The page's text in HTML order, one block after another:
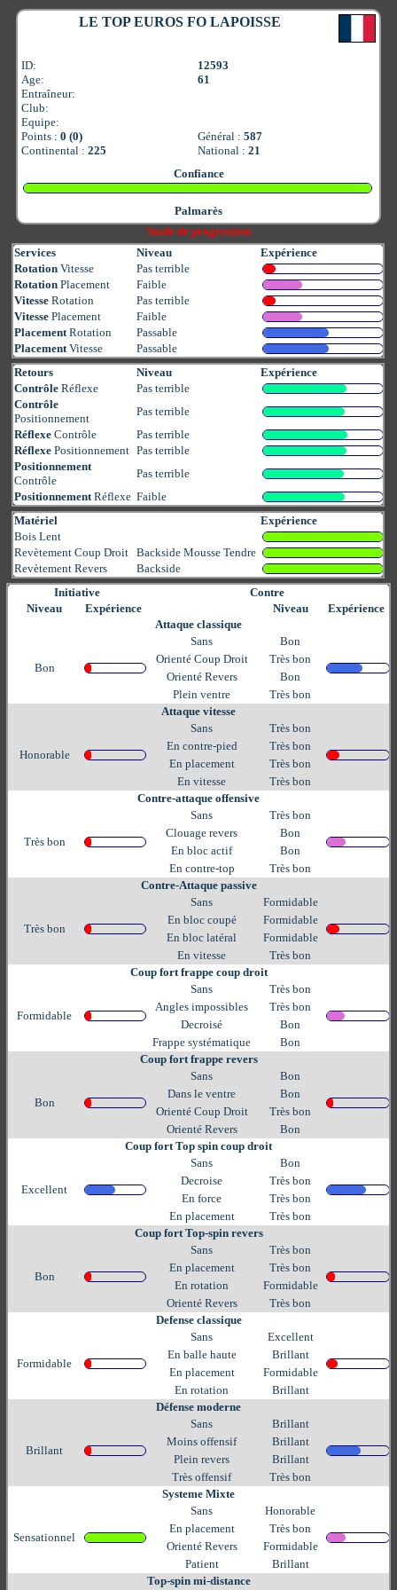
LE TOP EUROS FO LAPOISSE
ID:
12593
Age:
61
Entraîneur:
Club:
Equipe:
Points : 0 (0) Général : 587
Continental : 225 National : 21
Confiance
Palmarès
Stade de progression
Services
Niveau
Expérience
Rotation Vitesse
Pas terrible
Rotation Placement
Faible
Vitesse Rotation
Pas terrible
Vitesse Placement
Faible
Placement Rotation
Passable
Placement Vitesse
Passable
Retours
Niveau
Expérience
Contrôle Réflexe
Pas terrible
Contrôle
Positionnement
Pas terrible
Réflexe Contrôle
Pas terrible
Réflexe Positionnement Pas terrible
Positionnement
Contrôle
Pas terrible
Positionnement Réflexe Faible
Matériel
Expérience
Bois Lent
Revètement Coup Droit
Backside Mousse Tendre
Revètement Revers
Backside
Initiative
Contre
Niveau
Expérience Niveau
Expérience
Attaque classique
Bon
Sans
Bon
Orienté Coup Droit
Très bon
Orienté Revers
Bon
Plein ventre
Très bon
Attaque vitesse
Honorable
Sans
Très bon
En contre-pied
Très bon
En placement
Très bon
En vitesse
Très bon
Contre-attaque offensive
Très bon
Sans
Très bon
Clouage revers
Bon
En bloc actif
Bon
En contre-top
Très bon
Contre-Attaque passive
Très bon
Sans
Formidable
En bloc coupé
Formidable
En bloc latéral
Formidable
En vitesse
Très bon
Coup fort frappe coup droit
Formidable
Sans
Très bon
Angles impossibles
Très bon
Decroisé
Bon
Frappe systématique
Bon
Coup fort frappe revers
Bon
Sans
Bon
Dans le ventre
Bon
Orienté Coup Droit
Très bon
Orienté Revers
Bon
Coup fort Top spin coup droit
Excellent
Sans
Bon
Decroise
Très bon
En force
Très bon
En placement
Très bon
Coup fort Top-spin revers
Bon
Sans
Très bon
En placement
Très bon
En rotation
Formidable
Orienté Revers
Très bon
Defense classique
Formidable
Sans
Excellent
En balle haute
Brillant
En placement
Formidable
En rotation
Brillant
Défense moderne
Brillant
Sans
Brillant
Moins offensif
Brillant
Plein revers
Brillant
Très offensif
Très bon
Systeme Mixte
Sensationnel
Sans
Honorable
En placement
Très bon
Orienté Revers
Formidable
Patient
Brillant
Top-spin mi-distance